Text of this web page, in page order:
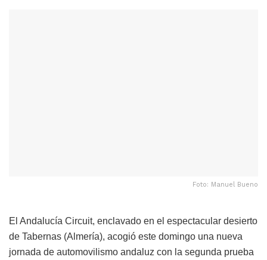
Foto: Manuel Bueno
El Andalucía Circuit, enclavado en el espectacular desierto
de Tabernas (Almería), acogió este domingo una nueva
jornada de automovilismo andaluz con la segunda prueba